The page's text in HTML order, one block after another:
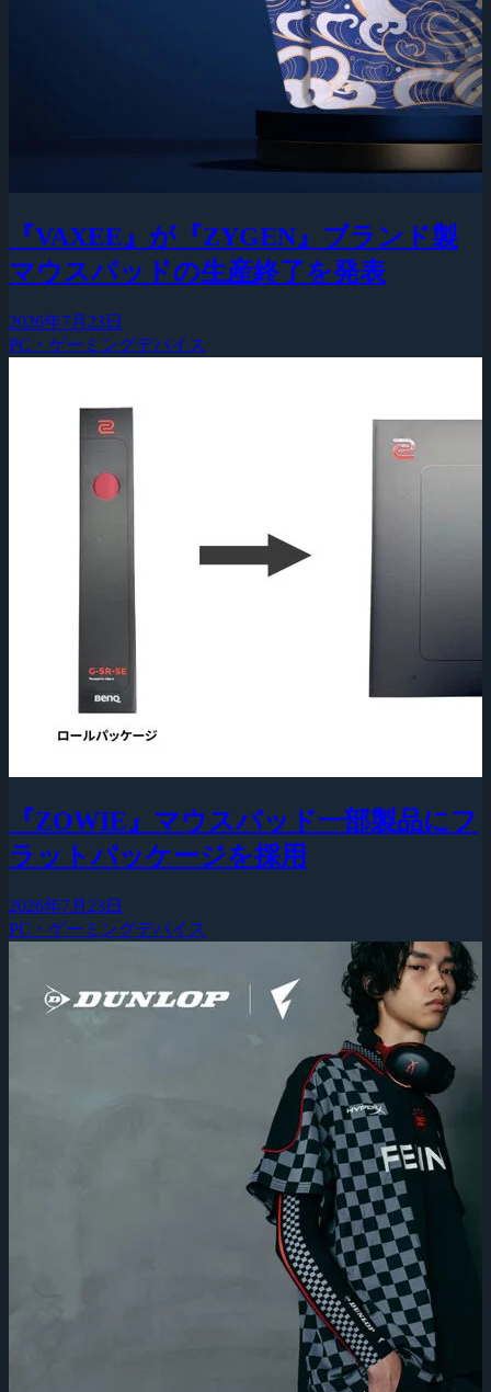
『VAXEE』が『ZYGEN』ブランド製
マウスパッドの生産終了を発表
2026年7月23日
PC・ゲーミングデバイス
『ZOWIE』マウスパッド一部製品にフ
ラットパッケージを採用
2026年7月23日
PC・ゲーミングデバイス